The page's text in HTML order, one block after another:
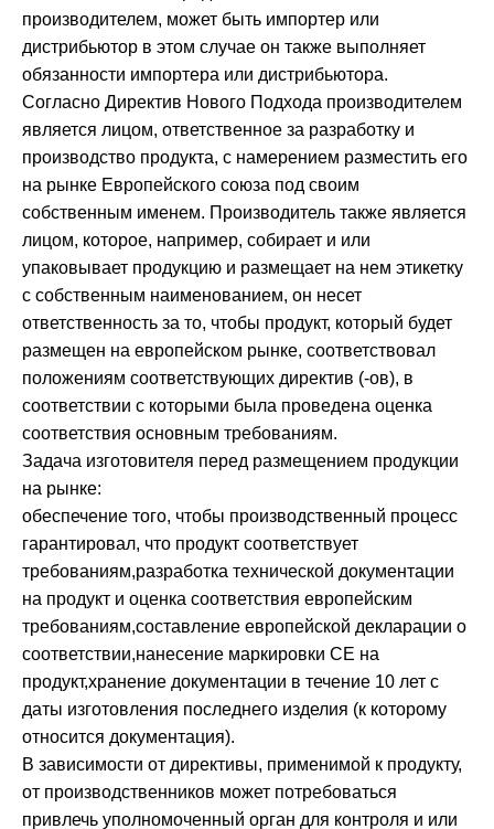
производителем, может быть импортер или
дистрибьютор в этом случае он также выполняет
обязанности импортера или дистрибьютора.
Согласно Директив Нового Подхода производителем
является лицом, ответственное за разработку и
производство продукта, с намерением разместить его
на рынке Европейского союза под своим
собственным именем. Производитель также является
лицом, которое, например, собирает и или
упаковывает продукцию и размещает на нем этикетку
с собственным наименованием, он несет
ответственность за то, чтобы продукт, который будет
размещен на европейском рынке, соответствовал
положениям соответствующих директив (-ов), в
соответствии с которыми была проведена оценка
соответствия основным требованиям.
Задача изготовителя перед размещением продукции
на рынке:
обеспечение того, чтобы производственный процесс
гарантировал, что продукт соответствует
требованиям,разработка технической документации
на продукт и оценка соответствия европейским
требованиям,составление европейской декларации о
соответствии,нанесение маркировки СЕ на
продукт,хранение документации в течение 10 лет с
даты изготовления последнего изделия (к которому
относится документация).
В зависимости от директивы, применимой к продукту,
от производственников может потребоваться
привлечь уполномоченный орган для контроля и или